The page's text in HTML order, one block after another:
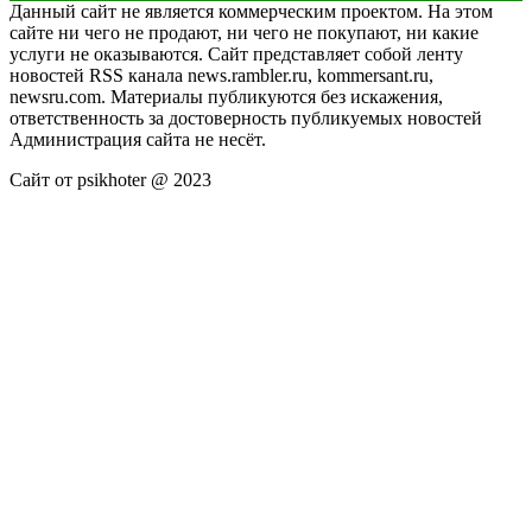
Данный сайт не является коммерческим проектом. На этом
сайте ни чего не продают, ни чего не покупают, ни какие
услуги не оказываются. Сайт представляет собой ленту
новостей RSS канала news.rambler.ru, kommersant.ru,
newsru.com. Материалы публикуются без искажения,
ответственность за достоверность публикуемых новостей
Администрация сайта не несёт.
Сайт от psikhoter @ 2023